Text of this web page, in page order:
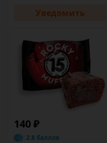
Уведомить
140 ₽
2.8 баллов